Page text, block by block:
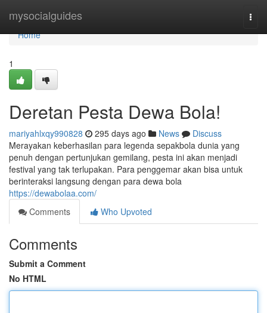
mysocialguides
Home
Home
1
Deretan Pesta Dewa Bola!
mariyahlxqy990828 295 days ago News
Discuss
Merayakan keberhasilan para legenda sepakbola dunia yang
penuh dengan pertunjukan gemilang, pesta ini akan menjadi
festival yang tak terlupakan. Para penggemar akan bisa untuk
berinteraksi langsung dengan para dewa bola
https://dewabolaa.com/
Comments
Who Upvoted
Comments
Submit a Comment
No HTML